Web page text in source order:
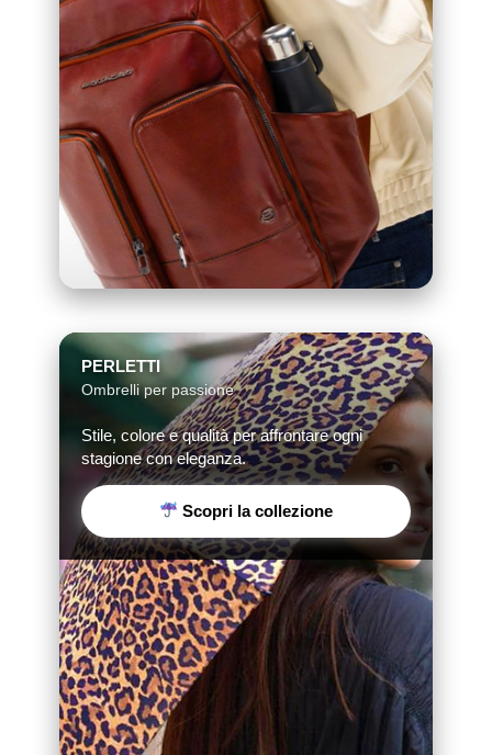
PERLETTI
Ombrelli per passione
Stile, colore e qualità per affrontare ogni
stagione con eleganza.
Scopri la collezione